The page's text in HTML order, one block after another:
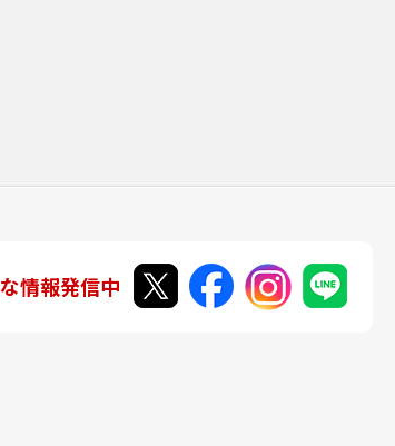
情報発信中